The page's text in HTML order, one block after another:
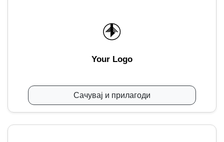
Your Logo
Сачувај и прилагоди